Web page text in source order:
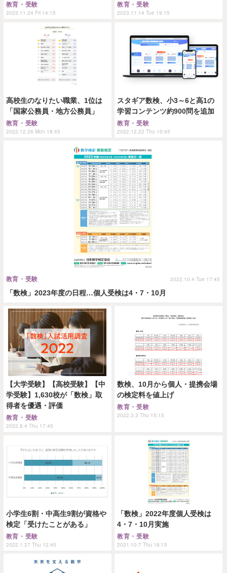
教育・受験
2023.11.24 Fri 14:15
教育・受験
2023.11.14 Tue 19:15
高校生のなりたい職業、1位は
「国家公務員・地方公務員」
教育・受験
2022.12.26 Mon 18:45
スタギア数検、小3～6と高1の
学習コンテンツ約900問を追加
教育・受験
2022.12.22 Thu 10:45
「数検」2023年度の日程…個人受検は4・7・10月
教育・受験 2022.10.4 Tue 17:45
【大学受験】【高校受験】【中
学受験】1,630校が「数検」取
得者を優遇・評価
教育・受験
2022.8.4 Thu 17:45
数検、10月から個人・提携会場
の検定料を値上げ
教育・受験
2022.3.3 Thu 15:15
小学生6割・中高生9割が資格や
検定「受けたことがある」
教育・受験
2022.1.27 Thu 12:45
「数検」2022年度個人受検は
4・7・10月実施
教育・受験
2021.10.7 Thu 16:15